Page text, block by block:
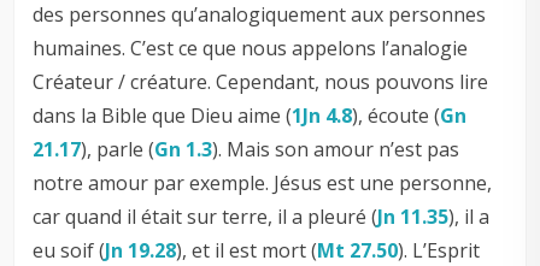
des personnes qu’analogiquement aux personnes
humaines. C’est ce que nous appelons l’analogie
Créateur / créature. Cependant, nous pouvons lire
dans la Bible que Dieu aime (1Jn 4.8), écoute (Gn
21.17), parle (Gn 1.3). Mais son amour n’est pas
notre amour par exemple. Jésus est une personne,
car quand il était sur terre, il a pleuré (Jn 11.35), il a
eu soif (Jn 19.28), et il est mort (Mt 27.50). L’Esprit